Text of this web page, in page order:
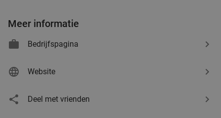
Meer informatie
Bedrijfspagina
Website
Deel met vrienden